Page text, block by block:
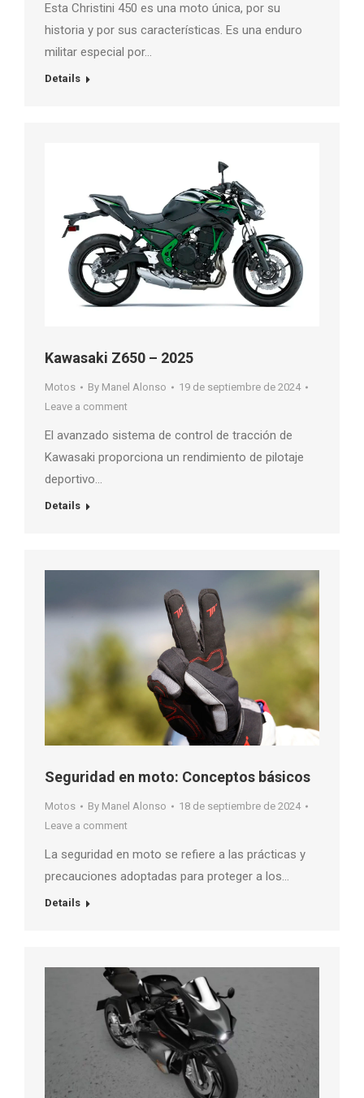
Esta Christini 450 es una moto única, por su
historia y por sus características. Es una enduro
militar especial por…
Details
Kawasaki Z650 – 2025
Motos By Manel Alonso
19 de septiembre de 2024
Leave a comment
El avanzado sistema de control de tracción de
Kawasaki proporciona un rendimiento de pilotaje
deportivo…
Details
Seguridad en moto: Conceptos básicos
Motos By Manel Alonso
18 de septiembre de 2024
Leave a comment
La seguridad en moto se refiere a las prácticas y
precauciones adoptadas para proteger a los…
Details